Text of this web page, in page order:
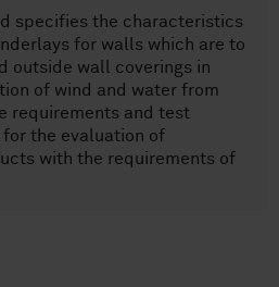
specifies the characteristics
for walls which are to
outside wall coverings in
of wind and water from
requirements and test
the evaluation of
with the requirements of